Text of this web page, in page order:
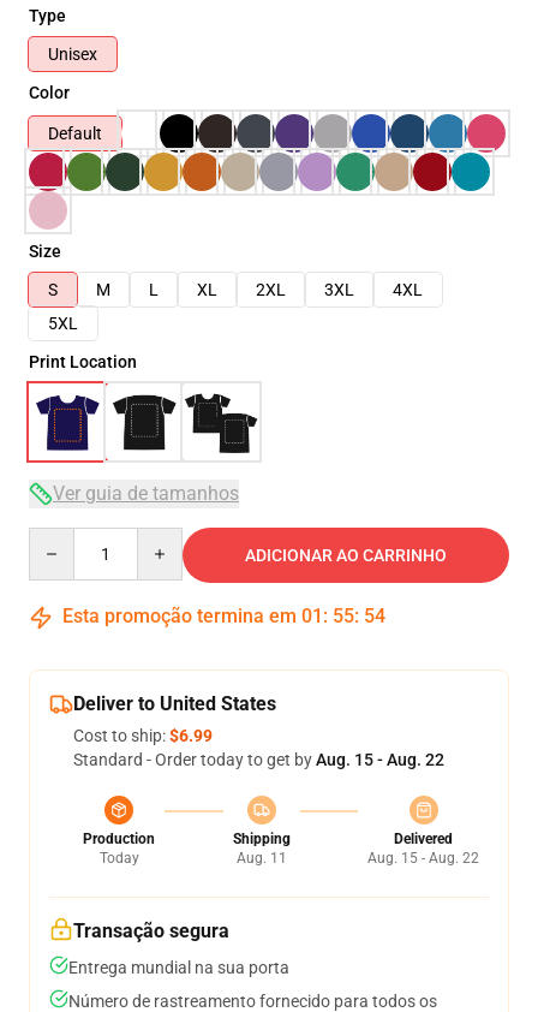
Type
Unisex
Color
Default
Size
S
M L XL 2XL 3XL
4XL
5XL
Print Location
Ver guia de tamanhos
ADICIONAR AO CARRINHO
Esta promoção termina em 01 : 55: 53
Deliver to United States
Cost to ship:$6.99
Standard - Order today to get byAug. 15 - Aug. 22
Production
Today
Shipping
Aug. 11
Delivered
Aug. 15 - Aug. 22
Transação segura
Entrega mundial na sua porta
Número de rastreamento fornecido para todos os